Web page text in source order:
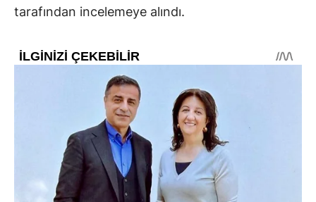
tarafından incelemeye alındı.